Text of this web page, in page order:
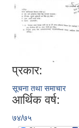
प्रकार:
सूचना तथा समाचार
आर्थिक वर्ष:
७४/७५